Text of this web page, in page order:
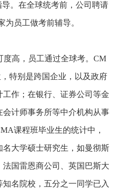
。在全球统考前，公司聘请
员工做考前辅导。
高，员工通过全球考。CM
特别是跨国企业，以及政府
作；在银行、证券公司等金
计师事务所等中介机构从事
课程班毕业生的统计中，
大学硕士研究生，如曼彻斯
国雷恩商公司、英国巴斯大
名院校，五分之一同学已入